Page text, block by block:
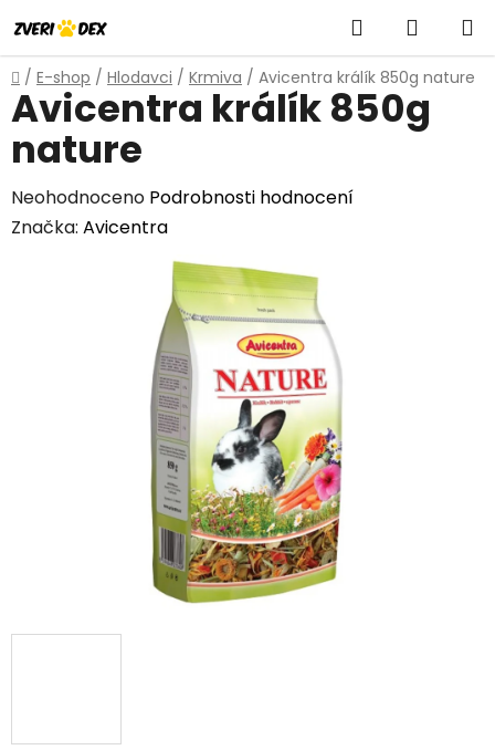
na
obsah
Hledat
KOŠÍK
Domů
/ E-shop / Hlodavci / Krmiva / Avicentra králík 850g nature
Avicentra králík 850g
nature
Průměrné
hodnocení
Neohodnoceno Podrobnosti hodnocení
Značka: Avicentra